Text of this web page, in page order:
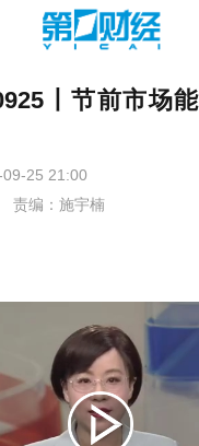
丨节前市场
09-25 21:00
责编：施宇楠